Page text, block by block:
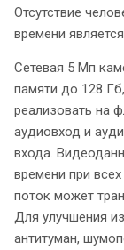
Отсутствие
времени
Сетевая 5 Мп
памяти до 128
реализовать на
аудиовход и
входа.
времени при
поток может
Для улучшения
антитуман,